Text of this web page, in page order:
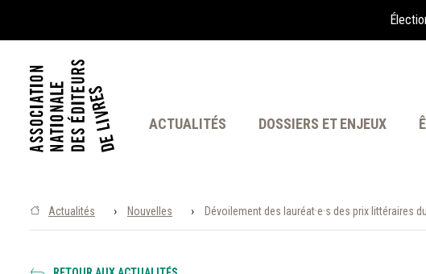
ACTUALITÉS DOSSIERS ET ENJEUX
Actualités › Nouvelles › Dévoilement des lauréat·e·s des prix littéraires